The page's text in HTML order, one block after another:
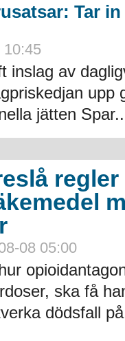
Tar in
10:45
inslag av
upp
jätten
08 05:00
ska få
dödsfall